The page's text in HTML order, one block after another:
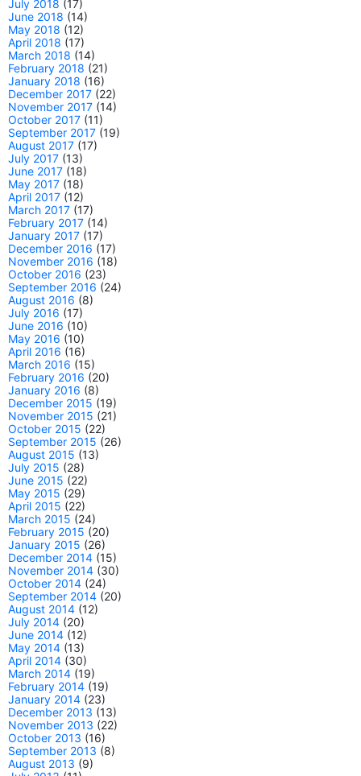
July 2018 (17)
June 2018 (14)
May 2018 (12)
April 2018 (17)
March 2018 (14)
February 2018 (21)
January 2018 (16)
December 2017 (22)
November 2017 (14)
October 2017 (11)
September 2017 (19)
August 2017 (17)
July 2017 (13)
June 2017 (18)
May 2017 (18)
April 2017 (12)
March 2017 (17)
February 2017 (14)
January 2017 (17)
December 2016 (17)
November 2016 (18)
October 2016 (23)
September 2016 (24)
August 2016 (8)
July 2016 (17)
June 2016 (10)
May 2016 (10)
April 2016 (16)
March 2016 (15)
February 2016 (20)
January 2016 (8)
December 2015 (19)
November 2015 (21)
October 2015 (22)
September 2015 (26)
August 2015 (13)
July 2015 (28)
June 2015 (22)
May 2015 (29)
April 2015 (22)
March 2015 (24)
February 2015 (20)
January 2015 (26)
December 2014 (15)
November 2014 (30)
October 2014 (24)
September 2014 (20)
August 2014 (12)
July 2014 (20)
June 2014 (12)
May 2014 (13)
April 2014 (30)
March 2014 (19)
February 2014 (19)
January 2014 (23)
December 2013 (13)
November 2013 (22)
October 2013 (16)
September 2013 (8)
August 2013 (9)